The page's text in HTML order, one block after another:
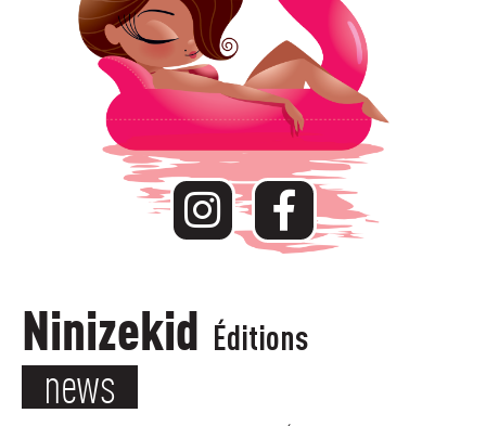
Ninizekid Éditions
news